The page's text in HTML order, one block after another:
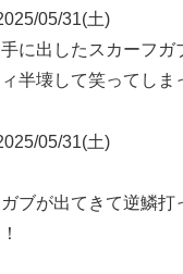
05/31(土)
に出したスカーフガ
半壊して笑ってしま
05/31(土)
ブが出てきて逆鱗打